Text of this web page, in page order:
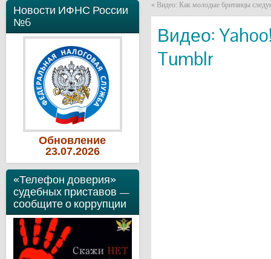
Новости ИФНС России
№6
Обновление
23.07.2026
«Телефон доверия»
судебных приставов —
сообщите о коррупции
« Видео: Как молодые британцы
Видео:
Tumblr